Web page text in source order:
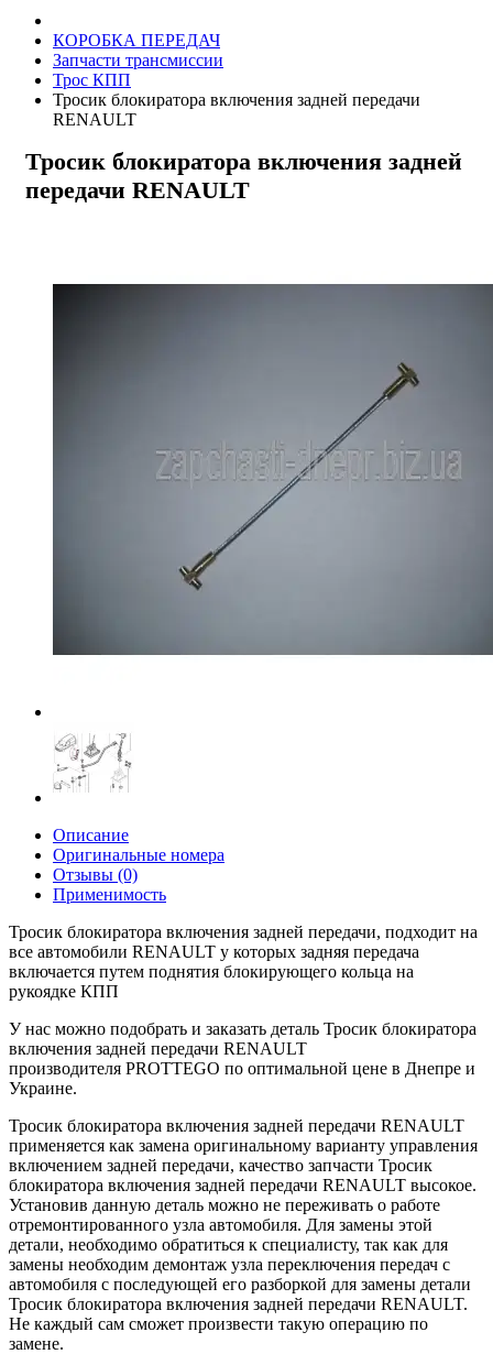
КОРОБКА ПЕРЕДАЧ
Запчасти трансмиссии
Трос КПП
Тросик блокиратора включения задней передачи
RENAULT
Тросик блокиратора включения задней
передачи RENAULT
Описание
Оригинальные номера
Отзывы (0)
Применимость
Тросик блокиратора включения задней передачи, подходит на
все автомобили RENAULT у которых задняя передача
включается путем поднятия блокирующего кольца на
рукоядке КПП
У нас можно подобрать и заказать деталь Тросик блокиратора
включения задней передачи RENAULT
производителя PROTTEGO по оптимальной цене в Днепре и
Украине.
Тросик блокиратора включения задней передачи RENAULT
применяется как замена оригинальному варианту управления
включением задней передачи, качество запчасти Тросик
блокиратора включения задней передачи RENAULT высокое.
Установив данную деталь можно не переживать о работе
отремонтированного узла автомобиля. Для замены этой
детали, необходимо обратиться к специалисту, так как для
замены необходим демонтаж узла переключения передач с
автомобиля с последующей его разборкой для замены детали
Тросик блокиратора включения задней передачи RENAULT.
Не каждый сам сможет произвести такую операцию по
замене.